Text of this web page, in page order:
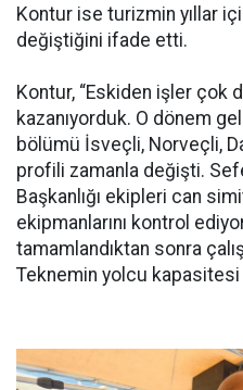
Kontur ise turizmin yıllar
değiştiğini ifade etti.
Kontur, “Eskiden işler çok
kazanıyorduk. O dönem
bölümü İsveçli, Norveçli,
profili zamanla değişti.
Başkanlığı ekipleri can
ekipmanlarını kontrol
tamamlandıktan sonra
Teknemin yolcu kapasitesi